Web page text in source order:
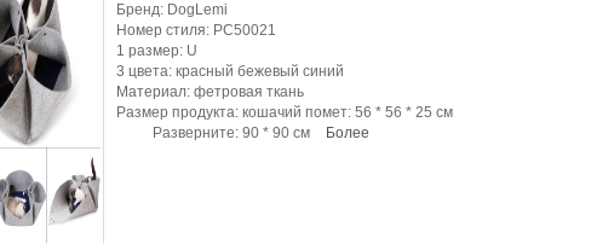
Бренд: DogLemi
Номер стиля: PC50021
1 размер: U
3 цвета: красный бежевый синий
Материал: фетровая ткань
Размер продукта: кошачий помет: 56 * 56 * 25 см
Разверните: 90 * 90 см
Более